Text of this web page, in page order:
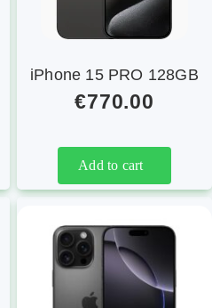
iPhone 15 PRO 128GB
€770.00
Add to cart